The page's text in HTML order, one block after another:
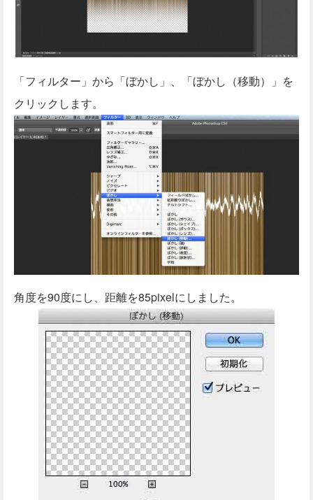
「フィルター」から「ぼかし」、「ぼかし（移動）」を
クリックします。
角度を90度にし、距離を85pixelにしました。